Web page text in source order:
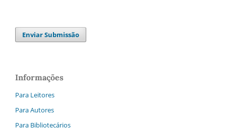
Enviar Submissão
Informações
Para Leitores
Para Autores
Para Bibliotecários